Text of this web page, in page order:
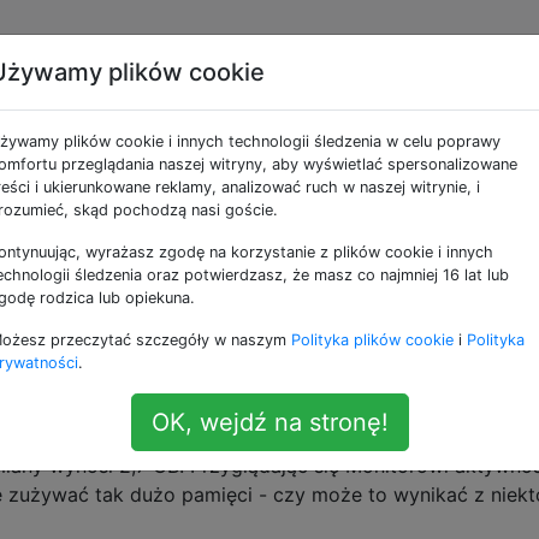
jako memory-leak
i pamięci na proces na iPhonie?
które pokazują całkowite wykorzystanie pamięci RAM
że tylko jailbreak telefon ma dostęp do
pamięci PER PROCESS na iOS. Jak można to
przykładowych narzędzi, ale wszystkie wydają się …
memory-leak
pamięci?
RAM ma tylko kilka MB pliku wymiany, a po
wynosi 2,7 GB. Przyglądając się Monitorowi
zużywać tak dużo pamięci - czy może to wynikać z
plików cookie
plików cookie i innych technologii śledzenia w celu poprawy
przeglądania naszej witryny, aby wyświetlać spersonalizowane
i ukierunkowane reklamy, analizować ruch w naszej witrynie, i
skąd pochodzą nasi goście.
wyrażasz zgodę na korzystanie z plików cookie i innych
śledzenia oraz potwierdzasz, że masz co najmniej 16 lat lub
rodzica lub opiekuna.
przeczytać szczegóły w naszym Polityka plików cookie i Polityka
.
OK, wejdź na stronę!